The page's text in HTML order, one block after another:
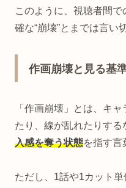
このように、視聴者間
確な“崩壊”とまでは言い
作画崩壊と見る基
「作画崩壊」とは、キ
たり、線が乱れたりする
入感を奪う状態を指す言
ただし、1話や1カット